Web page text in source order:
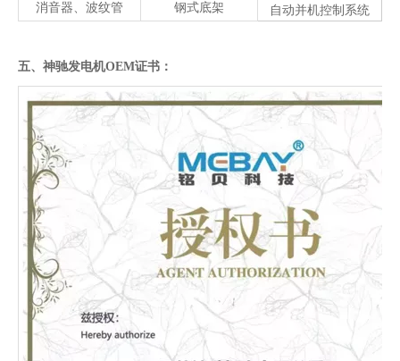
自动并机控制系统
消音器、波纹管
钢式底架
五、神驰发电机OEM证书：